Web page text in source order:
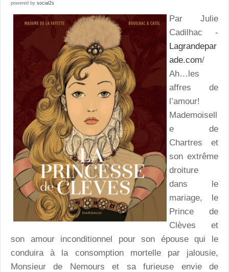
powered by social2s
Par Julie
Cadilhac -
Lagrandepar
ade.com/
Ah…les
affres de
l’amour!
Mademoisell
e de
Chartres et
son extrême
droiture
dans le
mariage, le
Prince de
Clèves et
son amour inconditionnel pour son épouse qui le
conduira à la consomption mortelle par jalousie,
Monsieur de Nemours et sa furieuse envie de